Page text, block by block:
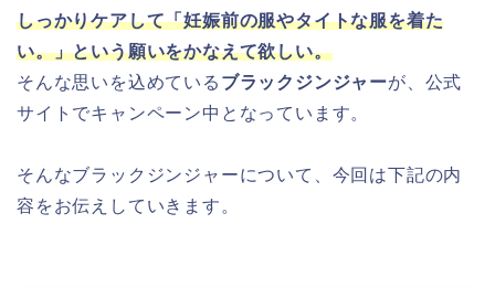
しっかりケアして「妊娠前の服やタイトな服を着た
い。」という願いをかなえて欲しい。
そんな思いを込めている ブラックジンジャーが、公式
サイトでキャンペーン中となっています。
そんなブラックジンジャーについて、今回は下記の内
容をお伝えしていきます。